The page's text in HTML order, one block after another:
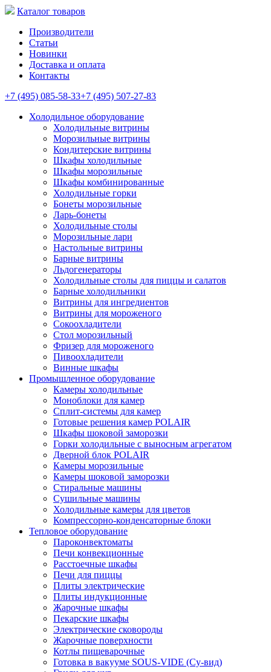
Каталог товаров
Производители
Статьи
Новинки
Доставка и оплата
Контакты
+7 (495) 085-58-33+7 (495) 507-27-83
Холодильное оборудование
Холодильные витрины
Морозильные витрины
Кондитерские витрины
Шкафы холодильные
Шкафы морозильные
Шкафы комбинированные
Холодильные горки
Бонеты морозильные
Ларь-бонеты
Холодильные столы
Морозильные лари
Настольные витрины
Барные витрины
Льдогенераторы
Холодильные столы для пиццы и салатов
Барные холодильники
Витрины для ингредиентов
Витрины для мороженого
Сокоохладители
Стол морозильный
Фризер для мороженого
Пивоохладители
Винные шкафы
Промышленное оборудование
Камеры холодильные
Моноблоки для камер
Сплит-системы для камер
Готовые решения камер POLAIR
Шкафы шоковой заморозки
Горки холодильные с выносным агрегатом
Дверной блок POLAIR
Камеры морозильные
Камеры шоковой заморозки
Стиральные машины
Сушильные машины
Холодильные камеры для цветов
Компрессорно-конденсаторные блоки
Тепловое оборудование
Пароконвектоматы
Печи конвекционные
Расстоечные шкафы
Печи для пиццы
Плиты электрические
Плиты индукционные
Жарочные шкафы
Пекарские шкафы
Электрические сковороды
Жарочные поверхности
Котлы пищеварочные
Готовка в вакууме SOUS-VIDE (Су-вид)